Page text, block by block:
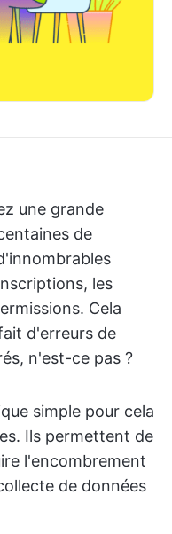
une grande
de
les
Cela
d'erreurs de
n'est-ce pas ?
simple pour cela
Ils permettent de
l'encombrement
de données